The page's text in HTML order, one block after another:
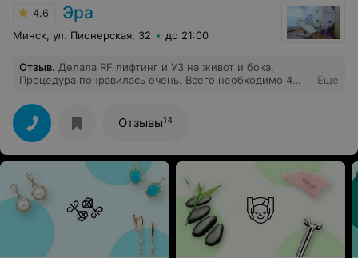
4.6 Эра
Минск, ул. Пионерская, 32 до 21:00
Отзыв. Делала RF лифтинг и УЗ на живот и бока.
Процедура понравилась очень. Всего необходимо 4
мощное стоит. И эффект у меня был очень хороший -
минус 6см за месяц
Еще
Отзывы14